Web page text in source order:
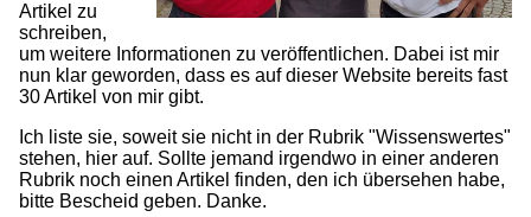
Artikel zu
schreiben,
um weitere Informationen zu veröffentlichen. Dabei ist mir
nun klar geworden, dass es auf dieser Website bereits fast
30 Artikel von mir gibt.
Ich liste sie, soweit sie nicht in der Rubrik "Wissenswertes"
stehen, hier auf. Sollte jemand irgendwo in einer anderen
Rubrik noch einen Artikel finden, den ich übersehen habe,
bitte Bescheid geben. Danke.